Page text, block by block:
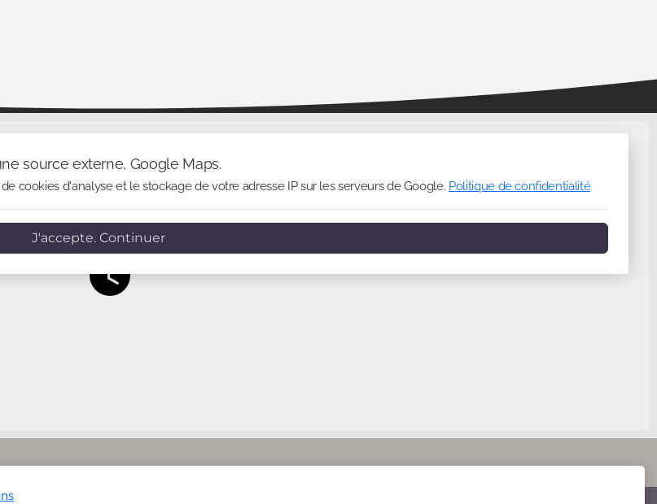
source externe, Google Maps.
cookies d'analyse et le stockage de votre adresse IP sur les serveurs de Google. Politique de confidentialité
J'accepte. Continuer